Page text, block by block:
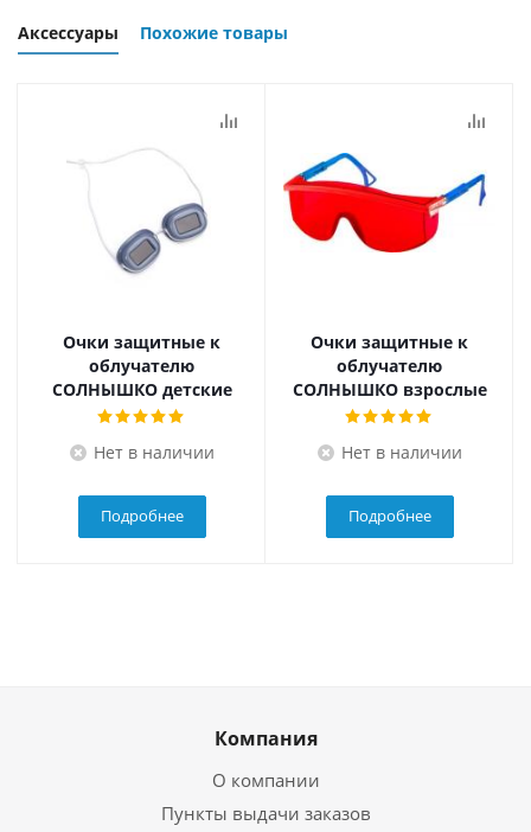
Аксессуары Похожие товары
Очки защитные к
облучателю
СОЛНЫШКО детские
Нет в наличии
Подробнее
Очки защитные к
облучателю
СОЛНЫШКО взрослые
Нет в наличии
Подробнее
Компания
О компании
Пункты выдачи заказов